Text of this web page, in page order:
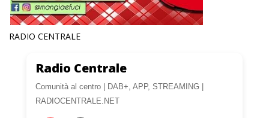
RADIO CENTRALE
Radio Centrale
Comunità al centro | DAB+, APP, STREAMING |
RADIOCENTRALE.NET